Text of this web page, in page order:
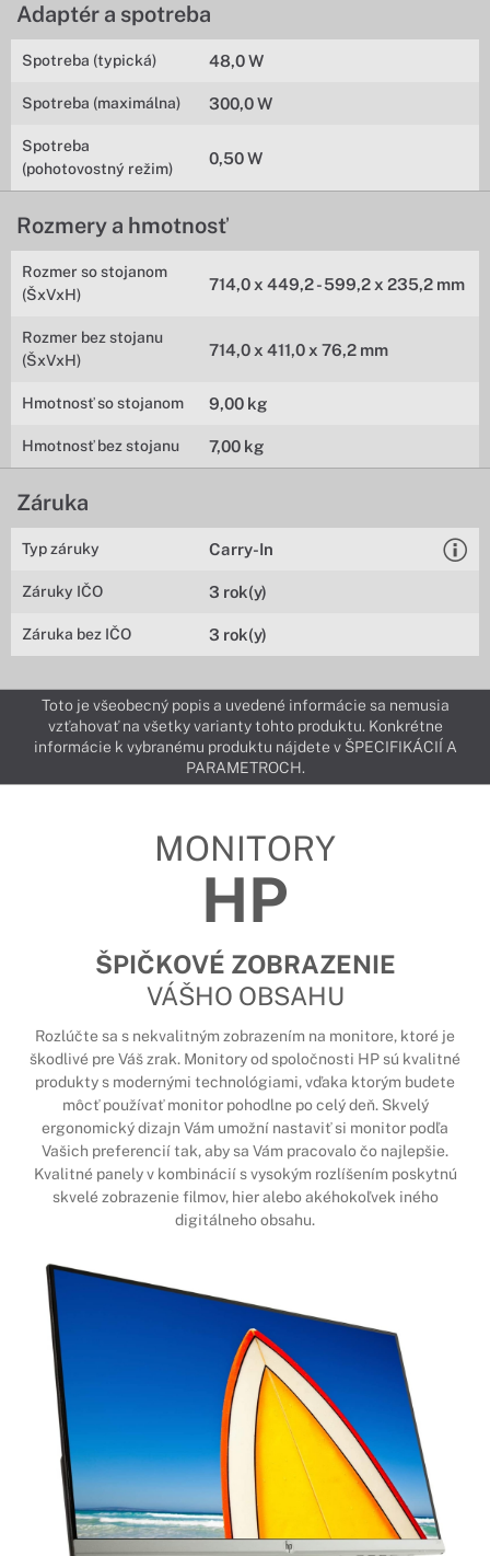
Adaptér a spotreba
Spotreba (typická) 48,0 W
Spotreba (maximálna) 300,0 W
Spotreba
(pohotovostný režim)
0,50 W
Rozmery a hmotnosť
Rozmer so stojanom
(ŠxVxH)
714,0 x 449,2 - 599,2 x 235,2 mm
Rozmer bez stojanu
(ŠxVxH)
714,0 x 411,0 x 76,2 mm
Hmotnosť so stojanom 9,00 kg
Hmotnosť bez stojanu 7,00 kg
Záruka
Typ záruky Carry-In
Záruky IČO 3 rok(y)
Záruka bez IČO 3 rok(y)
Toto je všeobecný popis a uvedené informácie sa nemusia
vzťahovať na všetky varianty tohto produktu. Konkrétne
informácie k vybranému produktu nájdete v ŠPECIFIKÁCIÍ A
PARAMETROCH.
MONITORY
HP
ŠPIČKOVÉ ZOBRAZENIE
VÁŠHO OBSAHU
Rozlúčte sa s nekvalitným zobrazením na monitore, ktoré je
škodlivé pre Váš zrak. Monitory od spoločnosti HP sú kvalitné
produkty s modernými technológiami, vďaka ktorým budete
môcť používať monitor pohodlne po celý deň. Skvelý
ergonomický dizajn Vám umožní nastaviť si monitor podľa
Vašich preferencií tak, aby sa Vám pracovalo čo najlepšie.
Kvalitné panely v kombinácií s vysokým rozlíšením poskytnú
skvelé zobrazenie filmov, hier alebo akéhokoľvek iného
digitálneho obsahu.